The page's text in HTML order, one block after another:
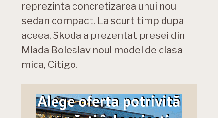
reprezinta concretizarea unui nou
sedan compact. La scurt timp dupa
aceea, Skoda a prezentat presei din
Mlada Boleslav noul model de clasa
mica, Citigo.